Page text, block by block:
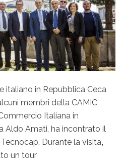
italiano in Repubblica Ceca
membri della CAMIC
Italiana in
Aldo Amati, ha incontrato il
Durante la visita,
un tour